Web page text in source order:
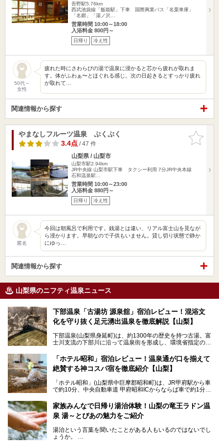
吾野駅5.76km
西武池袋線「飯能駅」下車 国際興業バス「名栗車庫」
「名郷」「湯ノ沢…
営業時間 10:00～18:00
入浴料金 800円～
日帰り 冷え性
50代～
女性
疲れた時にさわらびの湯で温泉に浸かると芯から疲れが取れま
す。体がふわぁ〜とほぐれる感じ。次の日起きるとすっかり疲れ
が取れて…
関連情報から探す
お気に入
りに追加
やまなしフルーツ温泉 ぷくぷく
3.4点/ 47 件
山梨県 / 山梨市
山梨市駅2.94km
JR中央線 山梨市駅下車 タクシー利用 7分JR中央本線
石和温泉駅…
営業時間 10:00～23:00
入浴料金 880円～
日帰り 冷え性
匿名
今回は朝風呂で利用です。銭湯とは違い、リアル富士山を見なが
ら浸かります。早朝なので子供もいません。貸し切り状態で静か
にゆっ…
関連情報から探す
山梨県のニフティ温泉ニュース
下部温泉「古湯坊 源泉舘」宿泊レビュー！混浴文
化を守り抜く足元湧出温泉を徹底解説【山梨】
下部温泉(山梨県身延町)は、約1300年の歴史を持つ古湯。富
士川支流の下部川に沿って温泉街を形成し、環境省指定の国
中でも「古湯坊 源泉舘」は、戦国時代に武田信玄公も療養
したと伝えられる名湯の宿。最大の特徴は、令和の現代にお
いても混浴文化が守られ、老若男女の分け隔て一切無く温泉
向にありますが、「古湯坊 源泉舘」では本来あるべき混浴
の姿が保たれている点に注目すべきでしょう。
今回は足元湧出の混浴温泉である「かくし湯大岩風呂」をは
じめ、湯治棟である「別館神泉」を中心に「古湯坊 源泉
舘」の全貌を徹底紹介します。
「ホテル昭和」宿泊レビュー！温泉通が口を揃えて
絶賛する神コスパ宿を徹底紹介【山梨】
「ホテル昭和」(山梨県中巨摩郡昭和町)は、JR甲府駅から車
で約10分、中央自動車道 甲府昭和ICからならば車で約1分の
から、一人泊でも6,000円台から宿泊可能です。
しかし、最大の魅力は“温泉そのもの”でしょう。自家源泉を
統の単純温泉は、入浴すると実にサッパリ爽快。日帰り入浴
不可なこともあり、全国の温泉ファンがこの温泉を求めて
家族みんなで日帰り湯治体験！山梨の竜王ラドン温
泉 湯～とぴあの魅力をご紹介
湯治という言葉を聞いたことがある人もいるのではないでし
ょうか。